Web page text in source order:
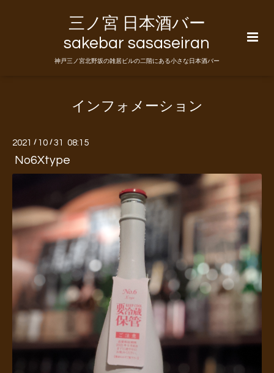
三ノ宮 日本酒バー
sakebar sasaseiran
神戸三ノ宮北野坂の雑居ビルの二階にある小さな日本酒バー
インフォメーション
2021 / 10 /31 08:15
No6Xtype